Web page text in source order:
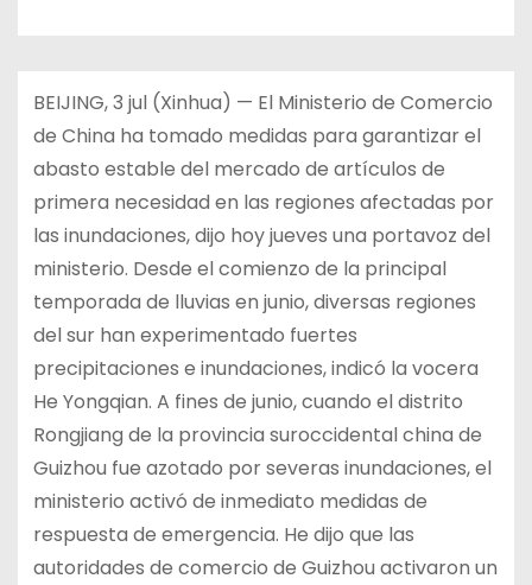
BEIJING, 3 jul (Xinhua) — El Ministerio de Comercio
de China ha tomado medidas para garantizar el
abasto estable del mercado de artículos de
primera necesidad en las regiones afectadas por
las inundaciones, dijo hoy jueves una portavoz del
ministerio. Desde el comienzo de la principal
temporada de lluvias en junio, diversas regiones
del sur han experimentado fuertes
precipitaciones e inundaciones, indicó la vocera
He Yongqian. A fines de junio, cuando el distrito
Rongjiang de la provincia suroccidental china de
Guizhou fue azotado por severas inundaciones, el
ministerio activó de inmediato medidas de
respuesta de emergencia. He dijo que las
autoridades de comercio de Guizhou activaron un